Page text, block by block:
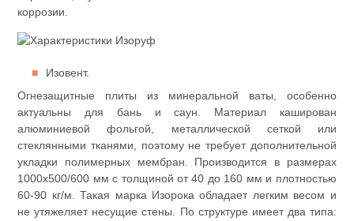
коррозии.
Изовент.
Огнезащитные плиты из минеральной ваты, особенно
актуальны для бань и саун. Материал каширован
алюминиевой фольгой, металлической сеткой или
стеклянными тканями, поэтому не требует дополнительной
укладки полимерных мембран. Производится в размерах
1000х500/600 мм с толщиной от 40 до 160 мм и плотностью
60-90 кг/м. Такая марка Изорока обладает легким весом и
не утяжеляет несущие стены. По структуре имеет два типа: